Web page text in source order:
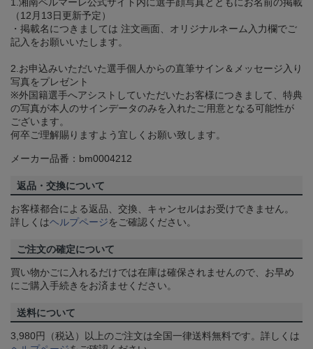
（12月13日更新予定）
・掲載名につきましては 注文画面、オリジナルネーム入力欄でご
記入をお願いいたします。
2.お申込みいただいた選手個人からの直筆サイン＆メッセージ入り
写真をプレゼント
※外国籍選手へアシストしていただいたお客様につきまして、特典
の写真が本人のサインデータのみを入れたご用意となる可能性が
ございます。
何卒ご理解賜りますよう宜しくお願い致します。
メーカー品番：bm0004212
返品・交換について
お客様都合による返品、交換、キャンセルはお受けできません。
詳しくはヘルプページをご確認ください。
ご注文の確定について
買い物かごに入れるだけでは在庫は確保されませんので、お早め
にご購入手続きをお済ませください。
送料について
3,980円（税込）以上のご注文は全国一律送料無料です。詳しくは